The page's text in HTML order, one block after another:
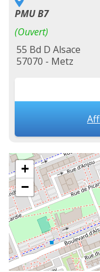
PMU B7
(Ouvert)
55 Bd D Alsace
57070 - Metz
+
−